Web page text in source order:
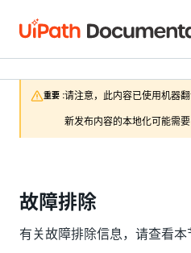
重要 :请注意，此内容已使用机器翻
新发布内容的本地化可能需
故障排除
有关故障排除信息，请查看本